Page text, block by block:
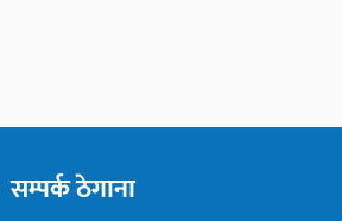
सम्पर्क ठेगाना